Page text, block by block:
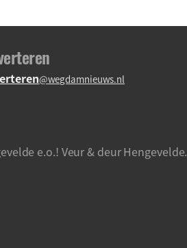
@wegdamnieuws.nl
e.o.! Veur & deur Hengevelde.